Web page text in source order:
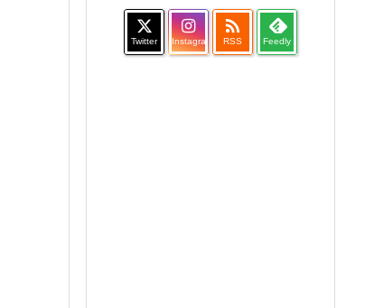
Twitter Instagram

RSS Feedly